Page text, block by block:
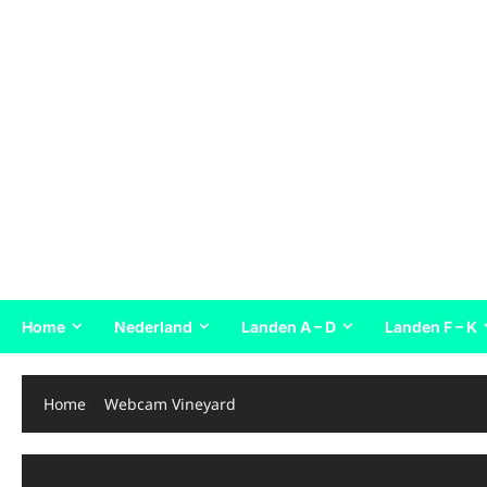
Home Nederland Landen A – D Landen F – K
Home Webcam Vineyard